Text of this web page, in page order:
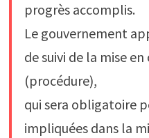
progrès accomplis.
Le gouvernement
de suivi de la mise
(procédure),
qui sera obligatoire
impliquées dans la